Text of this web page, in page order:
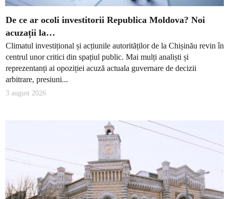
De ce ar ocoli investitorii Republica Moldova? Noi
acuzații la…
Climatul investițional și acțiunile autorităților de la Chișinău revin în
centrul unor critici din spațiul public. Mai mulți analiști și
reprezentanți ai opoziției acuză actuala guvernare de decizii
arbitrare, presiuni...
3 august 2026